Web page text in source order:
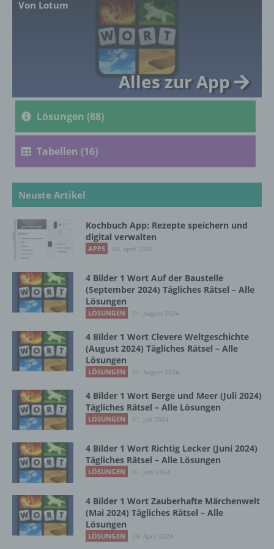
Von Lotum
Alles zur App
Lösungen (88)
Tabellen (16)
Neuste Artikel
Kochbuch App: Rezepte speichern und
digital verwalten
APPS 03. April 2025
4 Bilder 1 Wort Auf der Baustelle
(September 2024) Tägliches Rätsel – Alle
Lösungen
LÖSUNGEN 31. August 2024
4 Bilder 1 Wort Clevere Weltgeschichte
(August 2024) Tägliches Rätsel – Alle
Lösungen
LÖSUNGEN 01. August 2024
4 Bilder 1 Wort Berge und Meer (Juli 2024)
Tägliches Rätsel – Alle Lösungen
LÖSUNGEN 01. Juli 2024
4 Bilder 1 Wort Richtig Lecker (Juni 2024)
Tägliches Rätsel – Alle Lösungen
LÖSUNGEN 01. Juni 2024
4 Bilder 1 Wort Zauberhafte Märchenwelt
(Mai 2024) Tägliches Rätsel – Alle
Lösungen
LÖSUNGEN 29. April 2024
genetischen, psychischen, wirtschaftlichen,
kulturellen oder sozialen Identität dieser
natürlichen Person sind, identifiziert werden
b) betroffene Person
Betroffene Person ist jede identifizierte oder
identifizierbare natürliche Person, deren
Verarbeitung Verantwortlichen verarbeitet
werden.
c) Verarbeitung
Verarbeitung ist jeder mit oder ohne Hilfe
automatisierter Verfahren ausgeführte
Zusammenhang mit personenbezogenen
Daten wie das Erheben, das Erfassen, die
Organisation, das Ordnen, die Speicherung,
die Anpassung oder Veränderung, das
die Offenlegung durch Übermittlung,
Verbreitung oder eine andere Form der
Bereitstellung, den Abgleich oder die
Verknüpfung, die Einschränkung, das
d) Einschränkung der Verarbeitung
Einschränkung der Verarbeitung ist die
Markierung gespeicherter
personenbezogener Daten mit dem Ziel, ihre
künftige Verarbeitung einzuschränken.
e) Profiling